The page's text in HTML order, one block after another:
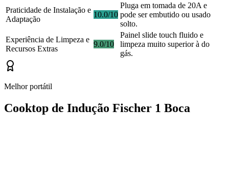
Praticidade de Instalação e
Adaptação
10.0/10
Pluga em tomada de 20A e
pode ser embutido ou usado
solto.
Experiência de Limpeza e
Recursos Extras
9.0/10
Painel slide touch fluido e
limpeza muito superior à do
gás.
Melhor portátil
Cooktop de Indução Fischer 1 Boca